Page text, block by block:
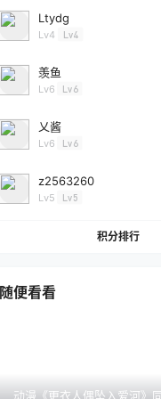
Ltydg
Lv4 Lv4
羡鱼
Lv6 Lv6
乂酱
Lv6 Lv6
z2563260
Lv5 Lv5
积分排行
随便看看
动漫《更衣人偶坠入爱河》